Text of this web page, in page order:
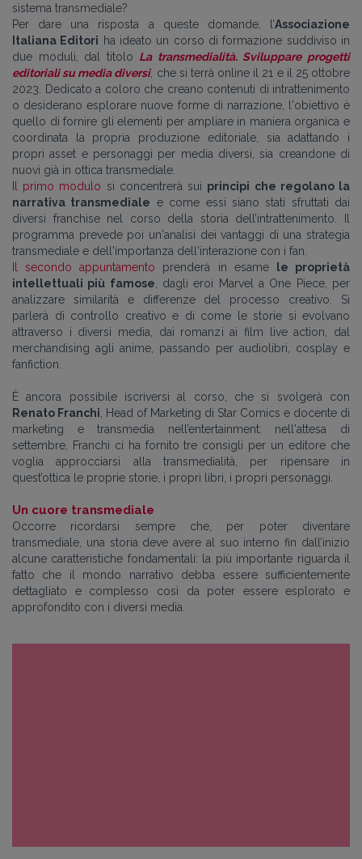
sistema transmediale?
Per dare una risposta a queste domande, l’Associazione
Italiana Editori ha ideato un corso di formazione suddiviso in
due moduli, dal titolo La transmedialità. Sviluppare progetti
editoriali su media diversi, che si terrà online il 21 e il 25 ottobre
2023. Dedicato a coloro che creano contenuti di intrattenimento
o desiderano esplorare nuove forme di narrazione, l'obiettivo è
quello di fornire gli elementi per ampliare in maniera organica e
coordinata la propria produzione editoriale, sia adattando i
propri asset e personaggi per media diversi, sia creandone di
nuovi già in ottica transmediale.
Il primo modulo si concentrerà sui principi che regolano la
narrativa transmediale e come essi siano stati sfruttati dai
diversi franchise nel corso della storia dell’intrattenimento. Il
programma prevede poi un'analisi dei vantaggi di una strategia
transmediale e dell'importanza dell'interazione con i fan.
Il secondo appuntamento prenderà in esame
le proprietà
intellettuali più famose , dagli eroi Marvel a One Piece, per
analizzare similarità e differenze del processo creativo. Si
parlerà di controllo creativo e di come le storie si evolvano
attraverso i diversi media, dai romanzi ai film live action, dal
merchandising agli anime, passando per audiolibri, cosplay e
fanfiction.
È ancora possibile iscriversi al corso, che si svolgerà con
Renato Franchi , Head of Marketing di Star Comics e docente di
marketing e transmedia nell’entertainment: nell'attesa di
settembre, Franchi ci ha fornito tre consigli per un editore che
voglia approcciarsi alla transmedialità, per ripensare in
quest’ottica le proprie storie, i propri libri, i propri personaggi.
Un cuore transmediale
Occorre ricordarsi sempre che, per poter diventare
transmediale, una storia deve avere al suo interno fin dall’inizio
alcune caratteristiche fondamentali: la più importante riguarda il
fatto che il mondo narrativo debba essere sufficientemente
dettagliato e complesso così da poter essere esplorato e
approfondito con i diversi media.